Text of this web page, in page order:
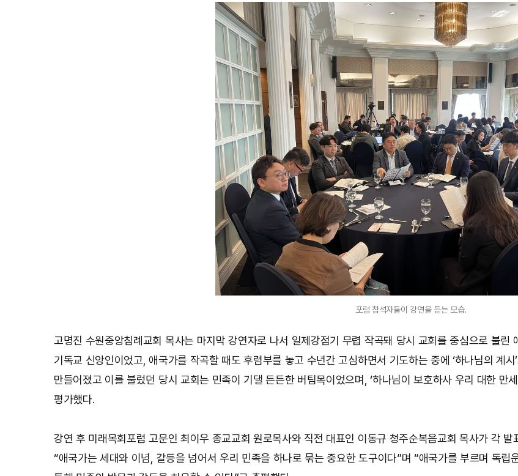
포럼 참석자들이 강연을 듣는 모습.
고명진 수원중앙침례교회 목사는 마지막 강연자로 나서 일제강점기 무렵 작곡돼 당시 교회를 중심으로 불린
기독교 신앙인이었고, 애국가를 작곡할 때도 후렴부를 놓고 수년간 고심하면서 기도하는 중에 ‘하나님의 계
만들어졌고 이를 불렀던 당시 교회는 민족이 기댈 든든한 버팀목이었으며, ‘하나님이 보호하사 우리 대한 만
평가했다.
강연 후 미래목회포럼 고문인 최이우 종교교회 원로목사와 직전 대표인 이동규 청주순복음교회 목사가 각
“애국가는 세대와 이념, 갈등을 넘어서 우리 민족을 하나로 묶는 중요한 도구이다”며 “애국가를 부르며 독